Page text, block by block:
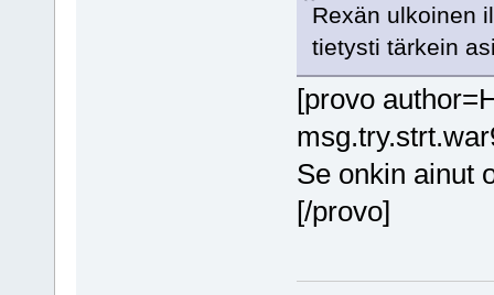
Rexän ulkoinen
tietysti tärkein
[provo
Se onkin ainut
[/provo]